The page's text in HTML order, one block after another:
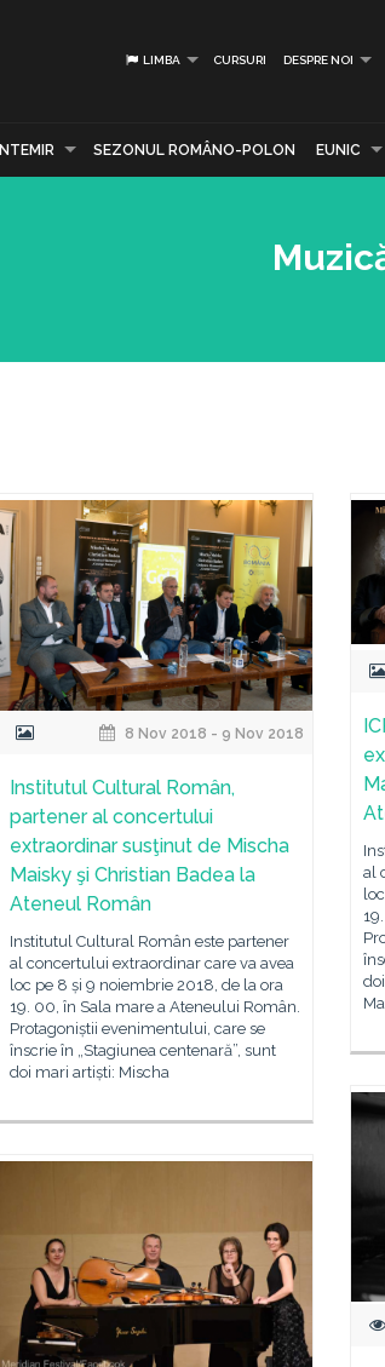
LIMBA CURSURI DESPRE NOI
SEZONUL ROMÂNO-POLON EUNIC
8 Nov 2018 - 9 Nov 2018
Institutul Cultural Român,
partener al concertului
extraordinar susţinut de Mischa
Maisky şi Christian Badea la
Ateneul Român
Institutul Cultural Român este partener
al concertului extraordinar care va avea
loc pe 8 și 9 noiembrie 2018, de la ora
19. 00, în Sala mare a Ateneului Român.
Protagoniștii evenimentului, care se
înscrie în „Stagiunea centenară”, sunt
doi mari artiști: Mischa
al